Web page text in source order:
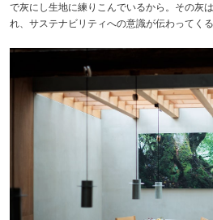
で灰にし生地に練りこんでいるから。その灰
れ、サステナビリティへの意識が伝わってくる